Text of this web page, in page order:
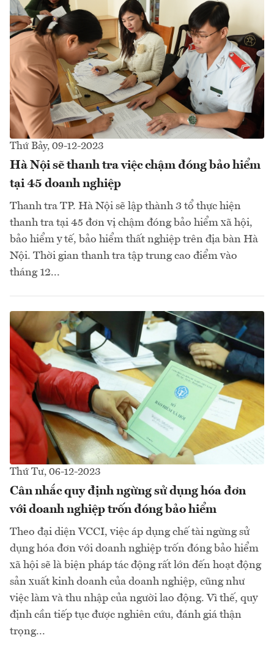
Thứ Bảy, 09-12-2023
Hà Nội sẽ thanh tra việc chậm đóng bảo hiểm
tại 45 doanh nghiệp
Thanh tra TP. Hà Nội sẽ lập thành 3 tổ thực hiện
thanh tra tại 45 đơn vị chậm đóng bảo hiểm xã hội,
bảo hiểm y tế, bảo hiểm thất nghiệp trên địa bàn Hà
Nội. Thời gian thanh tra tập trung cao điểm vào
tháng 12...
Thứ Tư, 06-12-2023
Cân nhắc quy định ngừng sử dụng hóa đơn
với doanh nghiệp trốn đóng bảo hiểm
Theo đại diện VCCI, việc áp dụng chế tài ngừng sử
dụng hóa đơn với doanh nghiệp trốn đóng bảo hiểm
xã hội sẽ là biện pháp tác động rất lớn đến hoạt động
sản xuất kinh doanh của doanh nghiệp, cũng như
việc làm và thu nhập của người lao động. Vì thế, quy
định cần tiếp tục được nghiên cứu, đánh giá thận
trọng...